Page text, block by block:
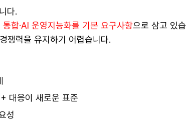
다.
통합·AI 운영지능화를 기본 요구사항으로 삼고 있
쟁력을 유지하기 어렵습니다.
대응이 새로운 표준
성